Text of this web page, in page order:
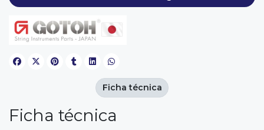
Ficha técnica
Ficha técnica